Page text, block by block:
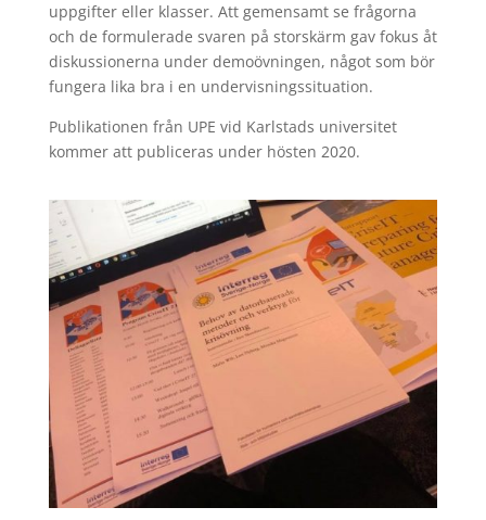
uppgifter eller klasser. Att gemensamt se frågorna
och de formulerade svaren på storskärm gav fokus åt
diskussionerna under demoövningen, något som bör
fungera lika bra i en undervisningssituation.
Publikationen från UPE vid Karlstads universitet
kommer att publiceras under hösten 2020.